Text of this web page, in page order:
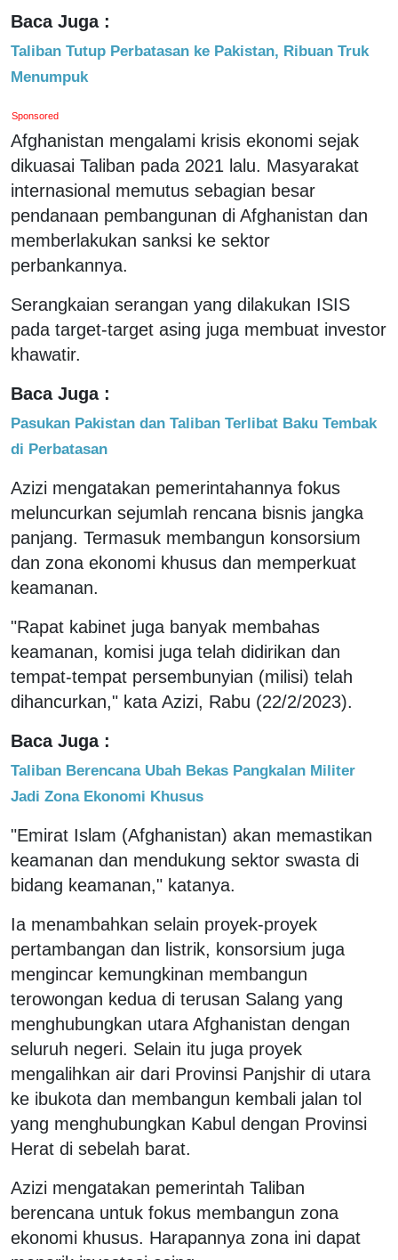
Baca Juga :
Taliban Tutup Perbatasan ke Pakistan, Ribuan Truk
Menumpuk
Sponsored
Afghanistan mengalami krisis ekonomi sejak
dikuasai Taliban pada 2021 lalu. Masyarakat
internasional memutus sebagian besar
pendanaan pembangunan di Afghanistan dan
memberlakukan sanksi ke sektor
perbankannya.
Serangkaian serangan yang dilakukan ISIS
pada target-target asing juga membuat investor
khawatir.
Baca Juga :
Pasukan Pakistan dan Taliban Terlibat Baku Tembak
di Perbatasan
Azizi mengatakan pemerintahannya fokus
meluncurkan sejumlah rencana bisnis jangka
panjang. Termasuk membangun konsorsium
dan zona ekonomi khusus dan memperkuat
keamanan.
"Rapat kabinet juga banyak membahas
keamanan, komisi juga telah didirikan dan
tempat-tempat persembunyian (milisi) telah
dihancurkan," kata Azizi, Rabu (22/2/2023).
Baca Juga :
Taliban Berencana Ubah Bekas Pangkalan Militer
Jadi Zona Ekonomi Khusus
"Emirat Islam (Afghanistan) akan memastikan
keamanan dan mendukung sektor swasta di
bidang keamanan," katanya.
Ia menambahkan selain proyek-proyek
pertambangan dan listrik, konsorsium juga
mengincar kemungkinan membangun
terowongan kedua di terusan Salang yang
menghubungkan utara Afghanistan dengan
seluruh negeri. Selain itu juga proyek
mengalihkan air dari Provinsi Panjshir di utara
ke ibukota dan membangun kembali jalan tol
yang menghubungkan Kabul dengan Provinsi
Herat di sebelah barat.
Azizi mengatakan pemerintah Taliban
berencana untuk fokus membangun zona
ekonomi khusus. Harapannya zona ini dapat